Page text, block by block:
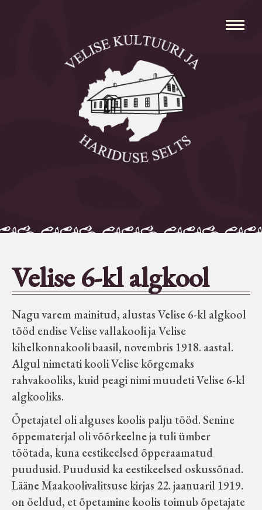
Avaleht
Aleksei Parnabas
Sillaotsa Talumuuseum
Seltsid-ühingud
Aiandus
Tuletõrje
Õpperada
Muud koduloolist Velise mailt
Märjamaa ümbruse valdade
elanike nimekirjad seisuga
15.12.1938
Velise 6-kl algkool
Nagu varem mainitud, alustas Velise 6-kl algkool
tööd endise Velise vallakooli ja Velise
kihelkonnakooli baasil, novembris 1918. aastal.
Algul nimetati kooli Velise kõrgemaks
rahvakooliks, kuid peagi nimi muudeti Velise 6-kl
algkooliks.
Õpetajatel oli alguses koolis palju tööd. Senine
õppematerjal oli võõrkeelne ja tuli ümber
töötada, kuna eestikeelsed õpperaamatud
puudusid. Puudusid ka eestikeelsed oskussõnad.
Lääne Maakoolivalitsuse kirjas 22. jaanuaril 1919.
on öeldud, et õpetamine koolis toimub õpetajate